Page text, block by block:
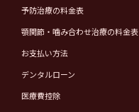
予防治療の料金表
顎関節・噛み合わせ治療の料金表
お支払い方法
デンタルローン
医療費控除